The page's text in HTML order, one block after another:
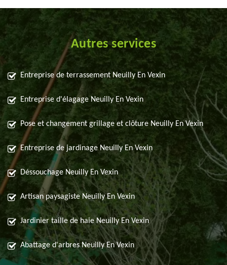
Autres services
Entreprise de terrassement Neuilly En Vexin
Entreprise d'élagage Neuilly En Vexin
Pose et changement grillage et clôture Neuilly En Vexin
Entreprise de jardinage Neuilly En Vexin
Déssouchage Neuilly En Vexin
Artisan paysagiste Neuilly En Vexin
Jardinier taille de haie Neuilly En Vexin
Abattage d'arbres Neuilly En Vexin